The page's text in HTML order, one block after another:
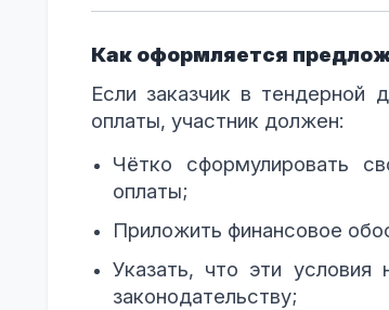
Как оформляется
Если заказчик в тендерной
оплаты, участник должен:
Чётко сформулировать
оплаты;
Приложить финансовое
Указать, что эти условия
законодательству;